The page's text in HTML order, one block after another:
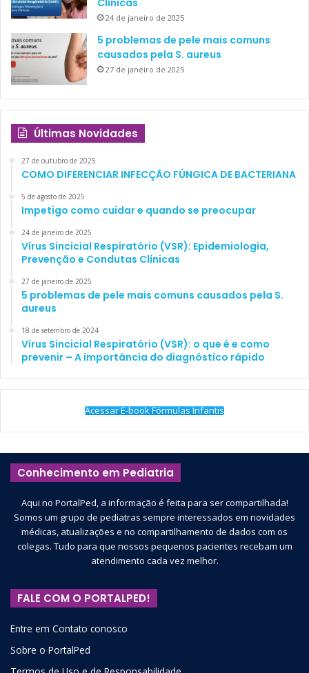
Clínicas
24 de janeiro de 2025
5 problemas de pele mais comuns
causados pela S. aureus
27 de janeiro de 2025
Últimas Novidades
27 de outubro de 2025
COMO DIFERENCIAR INFECÇÃO FÚNGICA DE BACTERIANA
5 de agosto de 2025
Impetigo como cuidar e quando se preocupar
24 de janeiro de 2025
Vírus Sincicial Respiratório (VSR): Epidemiologia,
Prevenção e Condutas Clínicas
27 de janeiro de 2025
5 problemas de pele mais comuns causados pela S.
aureus
18 de setembro de 2024
Vírus Sincicial Respiratório (VSR): o que é e como
prevenir – A importância do diagnóstico rápido
Acessar E-book Fórmulas Infantis
Conhecimento em Pediatria
Aqui no PortalPed, a informação é feita para ser compartilhada!
Somos um grupo de pediatras sempre interessados em novidades
médicas, atualizações e no compartilhamento de dados com os
colegas. Tudo para que nossos pequenos pacientes recebam um
atendimento cada vez melhor.
FALE COM O PORTALPED!
Entre em Contato conosco
Sobre o PortalPed